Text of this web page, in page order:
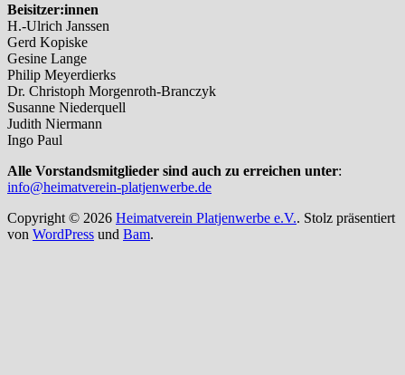
Beisitzer:innen
H.-Ulrich Janssen
Gerd Kopiske
Gesine Lange
Philip Meyerdierks
Dr. Christoph Morgenroth-Branczyk
Susanne Niederquell
Judith Niermann
Ingo Paul
Alle Vorstandsmitglieder sind auch zu erreichen unter:
info@heimatverein-platjenwerbe.de
Copyright © 2026 Heimatverein Platjenwerbe e.V.. Stolz präsentiert
von WordPress und Bam.